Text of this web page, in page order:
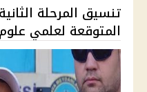
المتوقعة لعلمي